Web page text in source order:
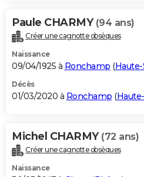
Paule CHARMY (94 ans)
Créer une cagnotte obsèques
Naissance
09/04/1925 à Ronchamp (Haute-
Décès
01/03/2020 à Ronchamp (
Michel CHARMY (72 ans)
Créer une cagnotte obsèques
Naissance